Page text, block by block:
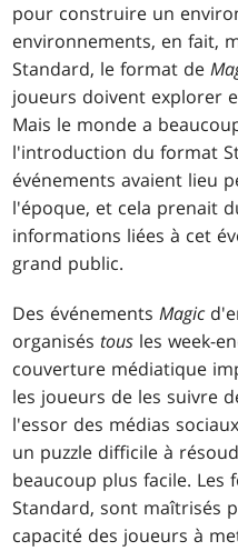
pour construire un
environnements, en fait,
Standard, le format de
joueurs doivent explorer
Mais le monde a
l'introduction du format
événements avaient lieu
l'époque, et cela prenait
informations liées à cet
grand public.
Des événementsMagic
organiséstous les week-
couverture médiatique
les joueurs de les suivre
l'essor des médias
un puzzle difficile à
beaucoup plus facile.
Standard, sont maîtrisés
capacité des joueurs à